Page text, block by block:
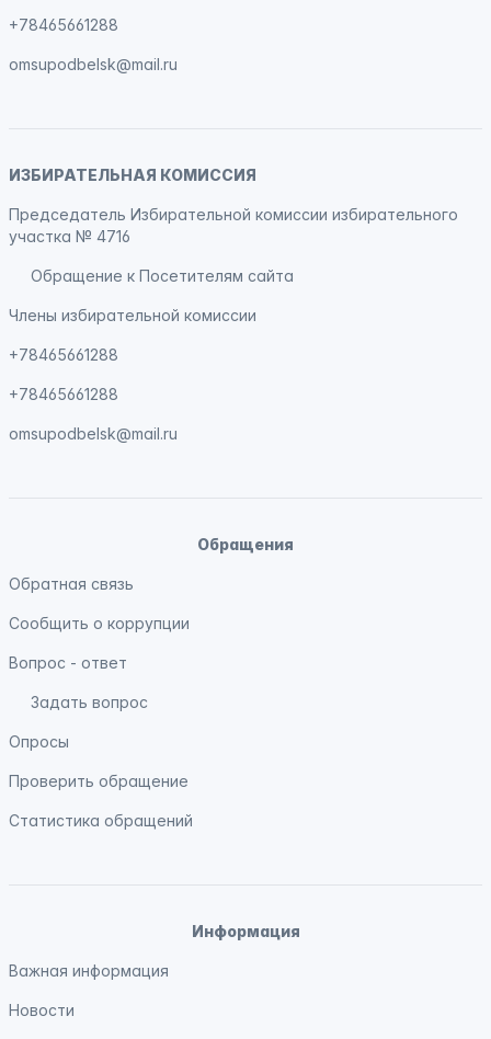
+78465661288
omsupodbelsk@mail.ru
ИЗБИРАТЕЛЬНАЯ КОМИССИЯ
Председатель Избирательной комиссии избирательного
участка № 4716
Обращение к Посетителям сайта
Члены избирательной комиссии
+78465661288
+78465661288
omsupodbelsk@mail.ru
Обращения
Обратная связь
Сообщить о коррупции
Вопрос - ответ
Задать вопрос
Опросы
Проверить обращение
Статистика обращений
Информация
Важная информация
Новости